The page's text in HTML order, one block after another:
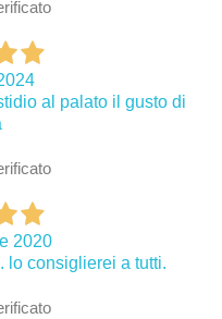
al palato il gusto di
2020
lo consiglierei a tutti.